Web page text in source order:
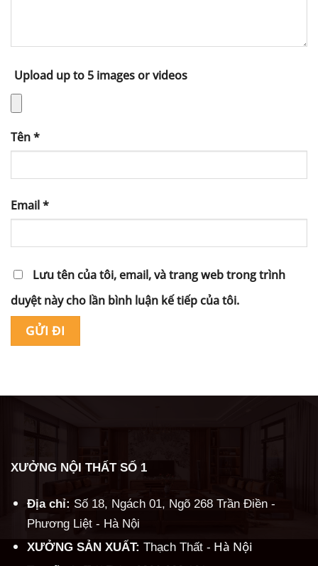
Upload up to 5 images or videos
Tên*
Email*
Lưu tên của tôi, email, và trang web trong trình
duyệt này cho lần bình luận kế tiếp của tôi.
XƯỞNG NỘI THẤT SỐ 1
Địa chỉ: Số 18, Ngách 01, Ngõ 268 Trần Điền -
Phương Liệt - Hà Nội
XƯỞNG SẢN XUẤT: Thạch Thất - Hà Nội